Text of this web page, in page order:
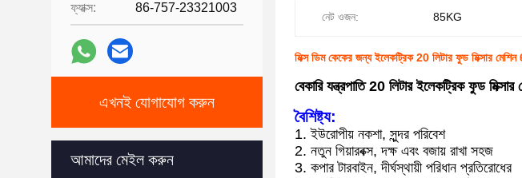
ফ্যাক্স: 86-757-23321003
এখনই যোগাযোগ করুন
আমাদের মেইল ​​করুন
নেট ওজন: 85KG
মিক্স ডিম কেকের জন্য ইলেকট্রিক 20 লিটার ফুড মিক্সার
বেকারি যন্ত্রপাতি 20 লিটার ইলেকট্রিক ফুড
বৈশিষ্ট্য:
1. ইউরোপীয় নকশা, সুন্দর পরিবেশ
2. নতুন গিয়ারবক্স, দক্ষ এবং বজায় রাখা সহজ
3. কপার টারবাইন, দীর্ঘস্থায়ী পরিধান প্রতিরোধের